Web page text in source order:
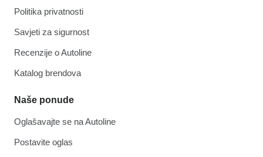
Politika privatnosti
Savjeti za sigurnost
Recenzije o Autoline
Katalog brendova
Naše ponude
Oglašavajte se na Autoline
Postavite oglas